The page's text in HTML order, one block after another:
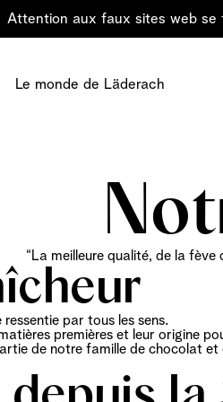
Attention aux faux sites web se
Des Noix
Fruits
Alcool
Le monde de Läderach
Läderach
“La meilleure qualité, de la
par tous les sens.
premières et leur origine
de notre famille de chocolat et